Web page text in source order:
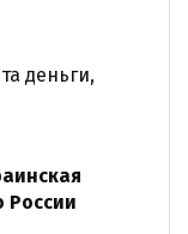
деньги,
России